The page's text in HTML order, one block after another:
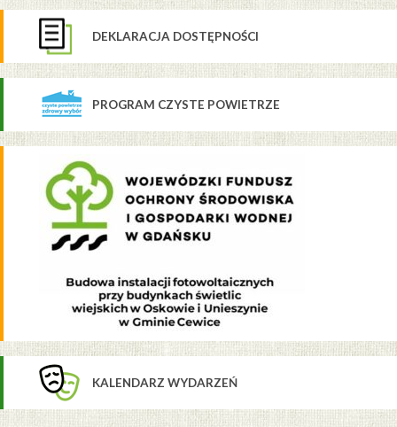
DEKLARACJA DOSTĘPNOŚCI
PROGRAM CZYSTE POWIETRZE
KALENDARZ WYDARZEŃ